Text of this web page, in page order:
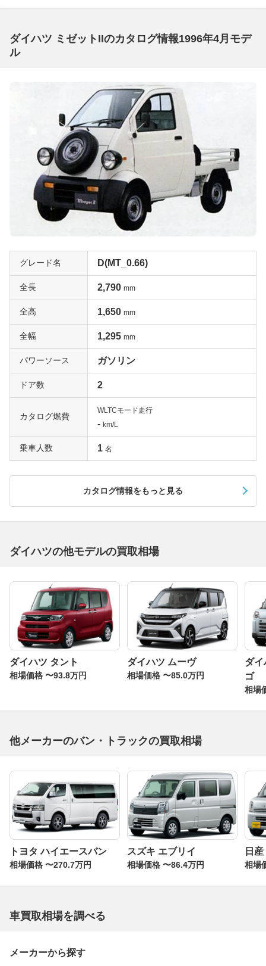
ダイハツ ミゼットIIのカタログ情報1996年4月モデ
ル
グレード名 D(MT_0.66)
全長 2,790 mm
全高 1,650 mm
全幅 1,295 mm
パワーソース ガソリン
ドア数 2
カタログ燃費
WLTCモード走行
- km/L
乗車人数 1 名
カタログ情報をもっと見る
ダイハツの他モデルの買取相場
ダイハツ タント
相場価格 〜93.8万円
ダイハツ ムーヴ
相場価格 〜85.0万円
ダイ
ゴ
相場
他メーカーのバン・トラックの買取相場
トヨタ ハイエースバン
相場価格 〜270.7万円
スズキ エブリイ
相場価格 〜86.4万円
日
相場
車買取相場を調べる
メーカーから探す